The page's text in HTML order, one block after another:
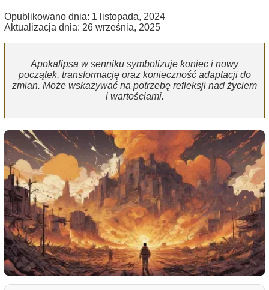
Opublikowano dnia: 1 listopada, 2024
Aktualizacja dnia: 26 września, 2025
Apokalipsa w senniku symbolizuje koniec i nowy
początek, transformację oraz konieczność adaptacji do
zmian. Może wskazywać na potrzebę refleksji nad życiem
i wartościami.